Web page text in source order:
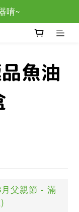
卡Pro！
唷~
馬卡Pro！
魚油
父親節 - 滿